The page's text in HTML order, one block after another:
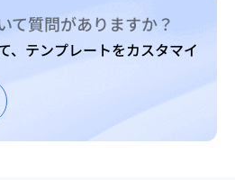
て質問がありますか？
、テンプレートをカスタマイ